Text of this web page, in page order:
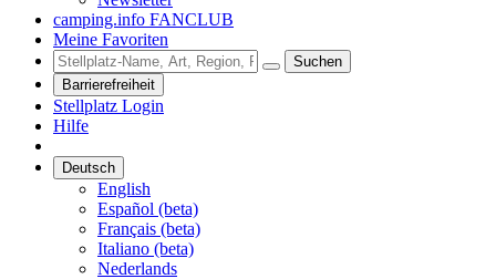
camping.info FANCLUB
Meine Favoriten
Suchen
Barrierefreiheit
Stellplatz Login
Hilfe
Deutsch
English
Español (beta)
Français (beta)
Italiano (beta)
Nederlands